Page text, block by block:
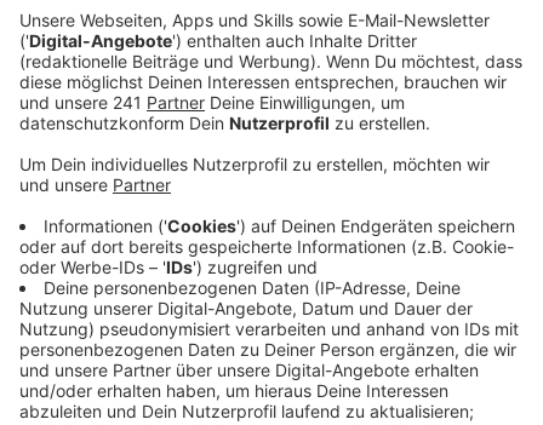
Veröffentlicht:Freitag, 02.02.2024 05:55
Anzeige
Gelbsperre für Tah beendet
Anzeige
Der Abwehrchef hat am letzten Wochenende seine
Gelbsperre abgesessen und wird gegen den
Tabellenletzten vermutlich wieder in der Startelf
stehen. Und auch der am vergangenen Wochenende